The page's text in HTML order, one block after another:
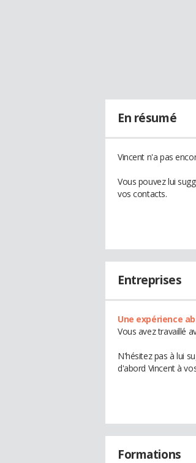
En résumé
Vincent n'a pas
Vous pouvez lui
vos contacts.
Entreprises
Une expérience
Vous avez travaillé
N'hésitez pas à lui
d'abord Vincent à
Formations